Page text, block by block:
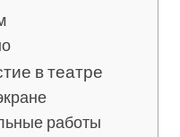
в театре
работы